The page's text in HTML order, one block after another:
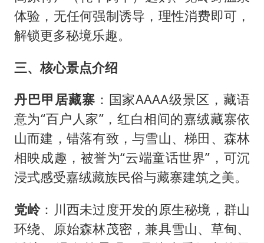
体验，无任何强制诱导，理性消费即可，
解锁更多秘境乐趣。
三、核心景点介绍
丹巴甲居藏寨 ：国家AAAA级景区，藏语
意为“百户人家”，红白相间的嘉绒藏寨依
山而建，错落有致，与雪山、梯田、森林
相映成趣，被誉为“云端童话世界”，可沉
浸式感受嘉绒藏族民俗与藏寨建筑之美。
党岭：川西未过度开发的原生秘境，群山
环绕、原始森林茂密，兼具雪山、草甸、